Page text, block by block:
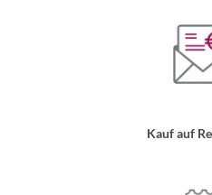
Kauf auf